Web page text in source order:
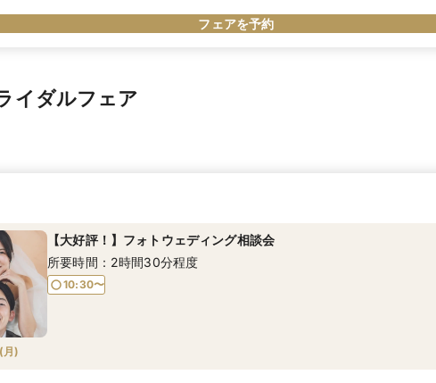
フェアを予約
イダルフェア
( 月)
【大好評！】フォトウェディング相談会
所要時間：2時間30分程度
10:30〜